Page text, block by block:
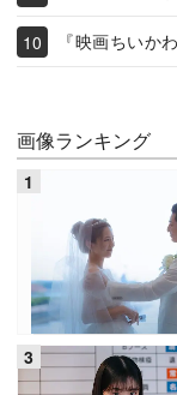
『映画ちいか
画像ランキング